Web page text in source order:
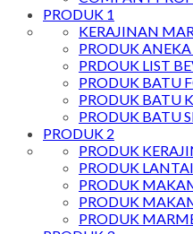
PRODUK 1
KERAJINAN
PRODUK ANEKA
PRDOUK LIST
PRODUK BATU
PRODUK BATU
PRODUK BATU
PRODUK 2
PRODUK
PRODUK
PRODUK
PRODUK
PRODUK